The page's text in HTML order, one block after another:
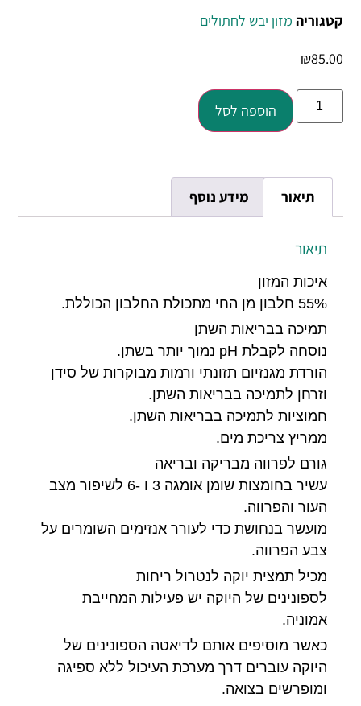
קטגוריה מזון יבש לחתולים
₪85.00
הוספה לסל
תיאור מידע נוסף
תיאור
איכות המזון
55% חלבון מן החי מתכולת החלבון הכוללת.
תמיכה בבריאות השתן
נוסחה לקבלת pH נמוך יותר בשתן.
הורדת מגנזיום תזונתי ורמות מבוקרות של סידן
וזרחן לתמיכה בבריאות השתן.
חמוציות לתמיכה בבריאות השתן.
ממריץ צריכת מים.
גורם לפרווה מבריקה ובריאה
עשיר בחומצות שומן אומגה 3 ו -6 לשיפור מצב
העור והפרווה.
מועשר בנחושת כדי לעורר אנזימים השומרים על
צבע הפרווה.
מכיל תמצית יוקה לנטרול ריחות
לספונינים של היוקה יש פעילות המחייבת
אמוניה.
כאשר מוסיפים אותם לדיאטה הספונינים של
היוקה עוברים דרך מערכת העיכול ללא ספיגה
ומופרשים בצואה.